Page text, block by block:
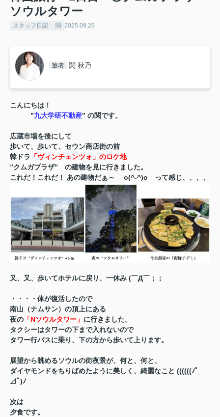
ソウルタワー
スタッフ日記 関 2025.09.29
筆者 関 秋乃
こんにちは！
”九大学研不動産” の関です。
広蔵市場を後にして
歩いて、歩いて、セウン商店街の前
韓ドラ
「ヴィンチェンツォ」のロケ地
”クムガプラザ” の建物を見に行きました。
これだ！これだ！ あの建物だぁ～
o(^-^)o って感じ、、、 、
又、又、歩いてホテルに戻り、一休み (￣Д￣；；
・・・・体が復活したので
南山（ナムサン）の頂上にある
夜の 「Nソウルタワー」 に行きました。
タクシーはタワーの下まで入れないので
タワー行バスに乗り、下の方から歩いて上ります。
展望から眺めるソウルの街夜景が、 何と、何と、
ダイヤモンドをちりばめたように美しく、綺麗なこと ((((((ﾉﾟ
⊿ﾟ)ﾉ
次は
夕食です。